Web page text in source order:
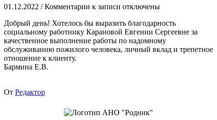
01.12.2022 / Комментарии к записи отключены
Добрый день! Хотелось бы выразить благодарность
социальному работнику Карановой Евгении Сергеевне за
качественное выполнение работы по надомному
обслуживанию пожилого человека, личный вклад и трепетное
отношение к клиенту.
Бармина Е.В.
От Редактор